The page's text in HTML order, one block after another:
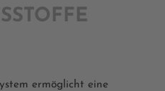
ermöglicht eine